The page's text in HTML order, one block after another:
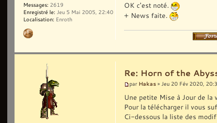
OK c'est noté.
+ News faite.
Messages: 2619
Enregistré le: Jeu 5 Mai 2005, 22:40
Localisation: Enroth
Re: Horn of the
par Hakas » Jeu 20 Fév 2020,
Une petite Mise à Jour de la
Pour la télécharger il vous
Ci-dessous la liste des